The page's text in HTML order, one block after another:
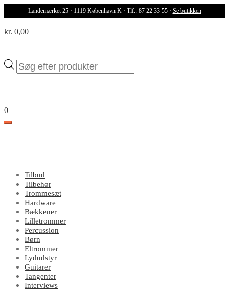
Landemærket 25 · 1119 København K · Tlf.: 87 22 33 55 · Se butikken
Products
search
kr. 0,00
0
Tilbud
Tilbehør
Trommesæt
Hardware
Bækkener
Lilletrommer
Percussion
Børn
Eltrommer
Lydudstyr
Guitarer
Tangenter
Interviews